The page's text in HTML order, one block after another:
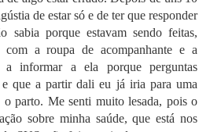
de estar só e de ter que responder
sabia porque estavam sendo feitas,
com a roupa de acompanhante e a
a informar a ela porque perguntas
e que a partir dali eu já iria para uma
o parto. Me senti muito lesada, pois o
sobre minha saúde, que está nos